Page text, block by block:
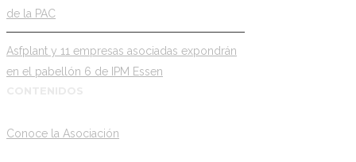
de la PAC
Asfplant y 11 empresas asociadas expondrán
en el pabellón 6 de IPM Essen
Conoce la Asociación